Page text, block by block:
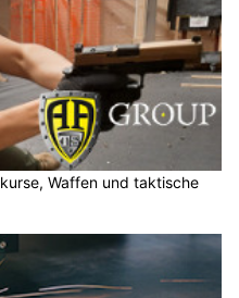
Waffen und taktische